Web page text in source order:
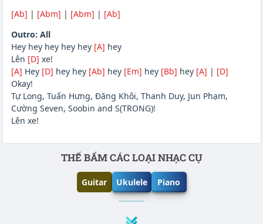
[Ab] | [Abm] | [Abm] | [Ab]
Outro: All
Hey hey hey hey hey [A] hey
Lên [D] xe!
[A] Hey [D] hey hey [Ab] hey [Em] hey [Bb] hey [A] | [D]
Okay!
Tự Long, Tuấn Hưng, Đăng Khôi, Thanh Duy, Jun Phạm,
Cường Seven, Soobin and S(TRONG)!
Lên xe!
Phần nội dungTHẾ BẤM CÁC LOẠI NHẠC CỤ
Guitar Ukulele Piano